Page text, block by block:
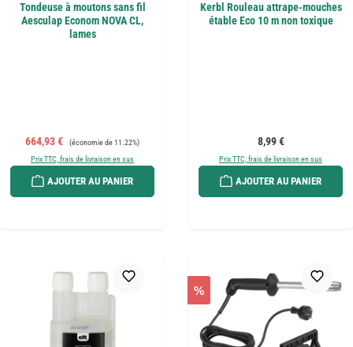
Tondeuse à moutons sans fil
Aesculap Econom NOVA CL,
lames
Prix de vente :
664,93 € Prix régulier :
(économie de 11.22%)
Prix TTC, frais de livraison en sus
AJOUTER AU PANIER
Kerbl Rouleau attrape-mouches
étable Eco 10 m non toxique
Prix régulier :
8,99 €
Prix TTC, frais de livraison en sus
AJOUTER AU PANIER
%